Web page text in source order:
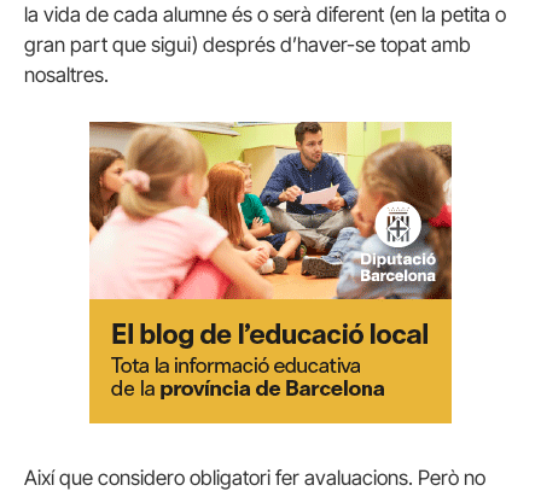
la vida de cada alumne és o serà diferent (en la petita o
gran part que sigui) després d’haver-se topat amb
nosaltres.
Així que considero obligatori fer avaluacions. Però no